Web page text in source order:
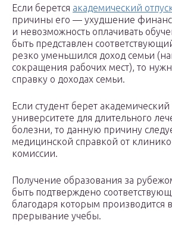
Если берется академический
причины его — ухудшение
и невозможность оплачивать
быть представлен
резко уменьшился доход семьи
сокращения рабочих мест), то
справку о доходах семьи.
Если студент берет академический
университете для длительного
болезни, то данную причину
медицинской справкой от
комиссии.
Получение образования за
быть подтверждено
благодаря которым производится
прерывание учебы.